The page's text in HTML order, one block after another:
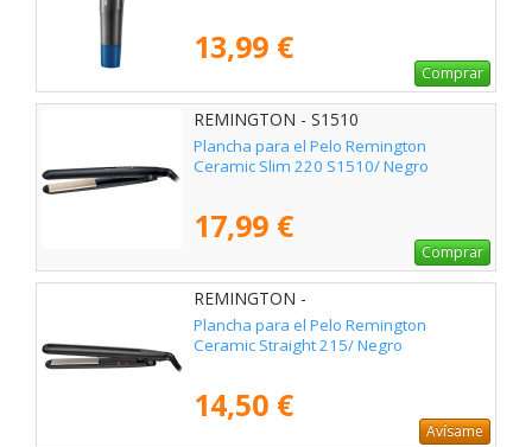
13,99 €
Comprar
REMINGTON - S1510
Plancha para el Pelo Remington
Ceramic Slim 220 S1510/ Negro
17,99 €
Comprar
REMINGTON -
Plancha para el Pelo Remington
Ceramic Straight 215/ Negro
14,50 €
Avísame